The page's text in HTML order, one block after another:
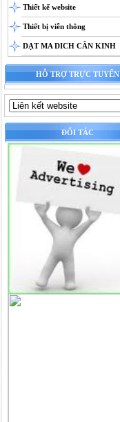
Thiết kế website
Thiết bị viễn thông
DẠT MA DICH CÂN KINH
HỖ TRỢ TRỰC TUYẾN
ĐỐI TÁC